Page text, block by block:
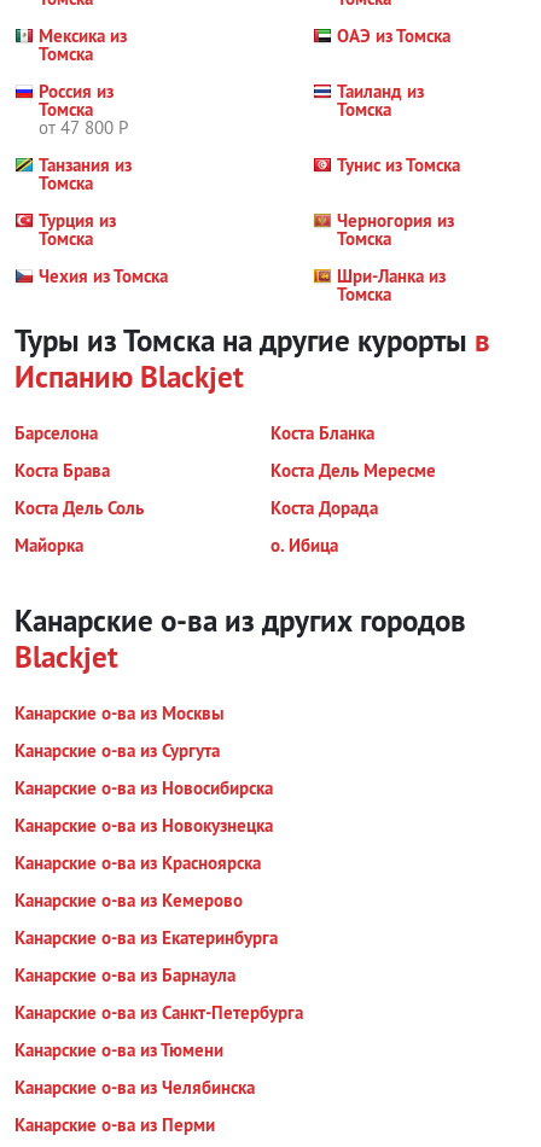
Мексика из
Томска
ОАЭ из Томска
Россия из
Томска
от 47 800 Р
Таиланд из
Томска
Танзания из
Томска
Тунис из Томска
Турция из
Томска
Черногория из
Томска
Чехия из Томска
Шри-Ланка из
Томска
Туры из Томска на другие курорты в
Испанию Blackjet
Барселона
Коста Бланка
Коста Брава
Коста Дель Мересме
Коста Дель Соль
Коста Дорада
Майорка
о. Ибица
Канарские о-ва из других городов
Blackjet
Канарские о-ва из Москвы
Канарские о-ва из Сургута
Канарские о-ва из Новосибирска
Канарские о-ва из Новокузнецка
Канарские о-ва из Красноярска
Канарские о-ва из Кемерово
Канарские о-ва из Екатеринбурга
Канарские о-ва из Барнаула
Канарские о-ва из Санкт-Петербурга
Канарские о-ва из Тюмени
Канарские о-ва из Челябинска
Канарские о-ва из Перми